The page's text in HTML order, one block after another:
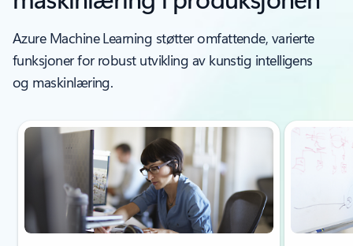
Azure Machine Learning støtter omfattende, varierte
funksjoner for robust utvikling av kunstig intelligens
og maskinlæring.